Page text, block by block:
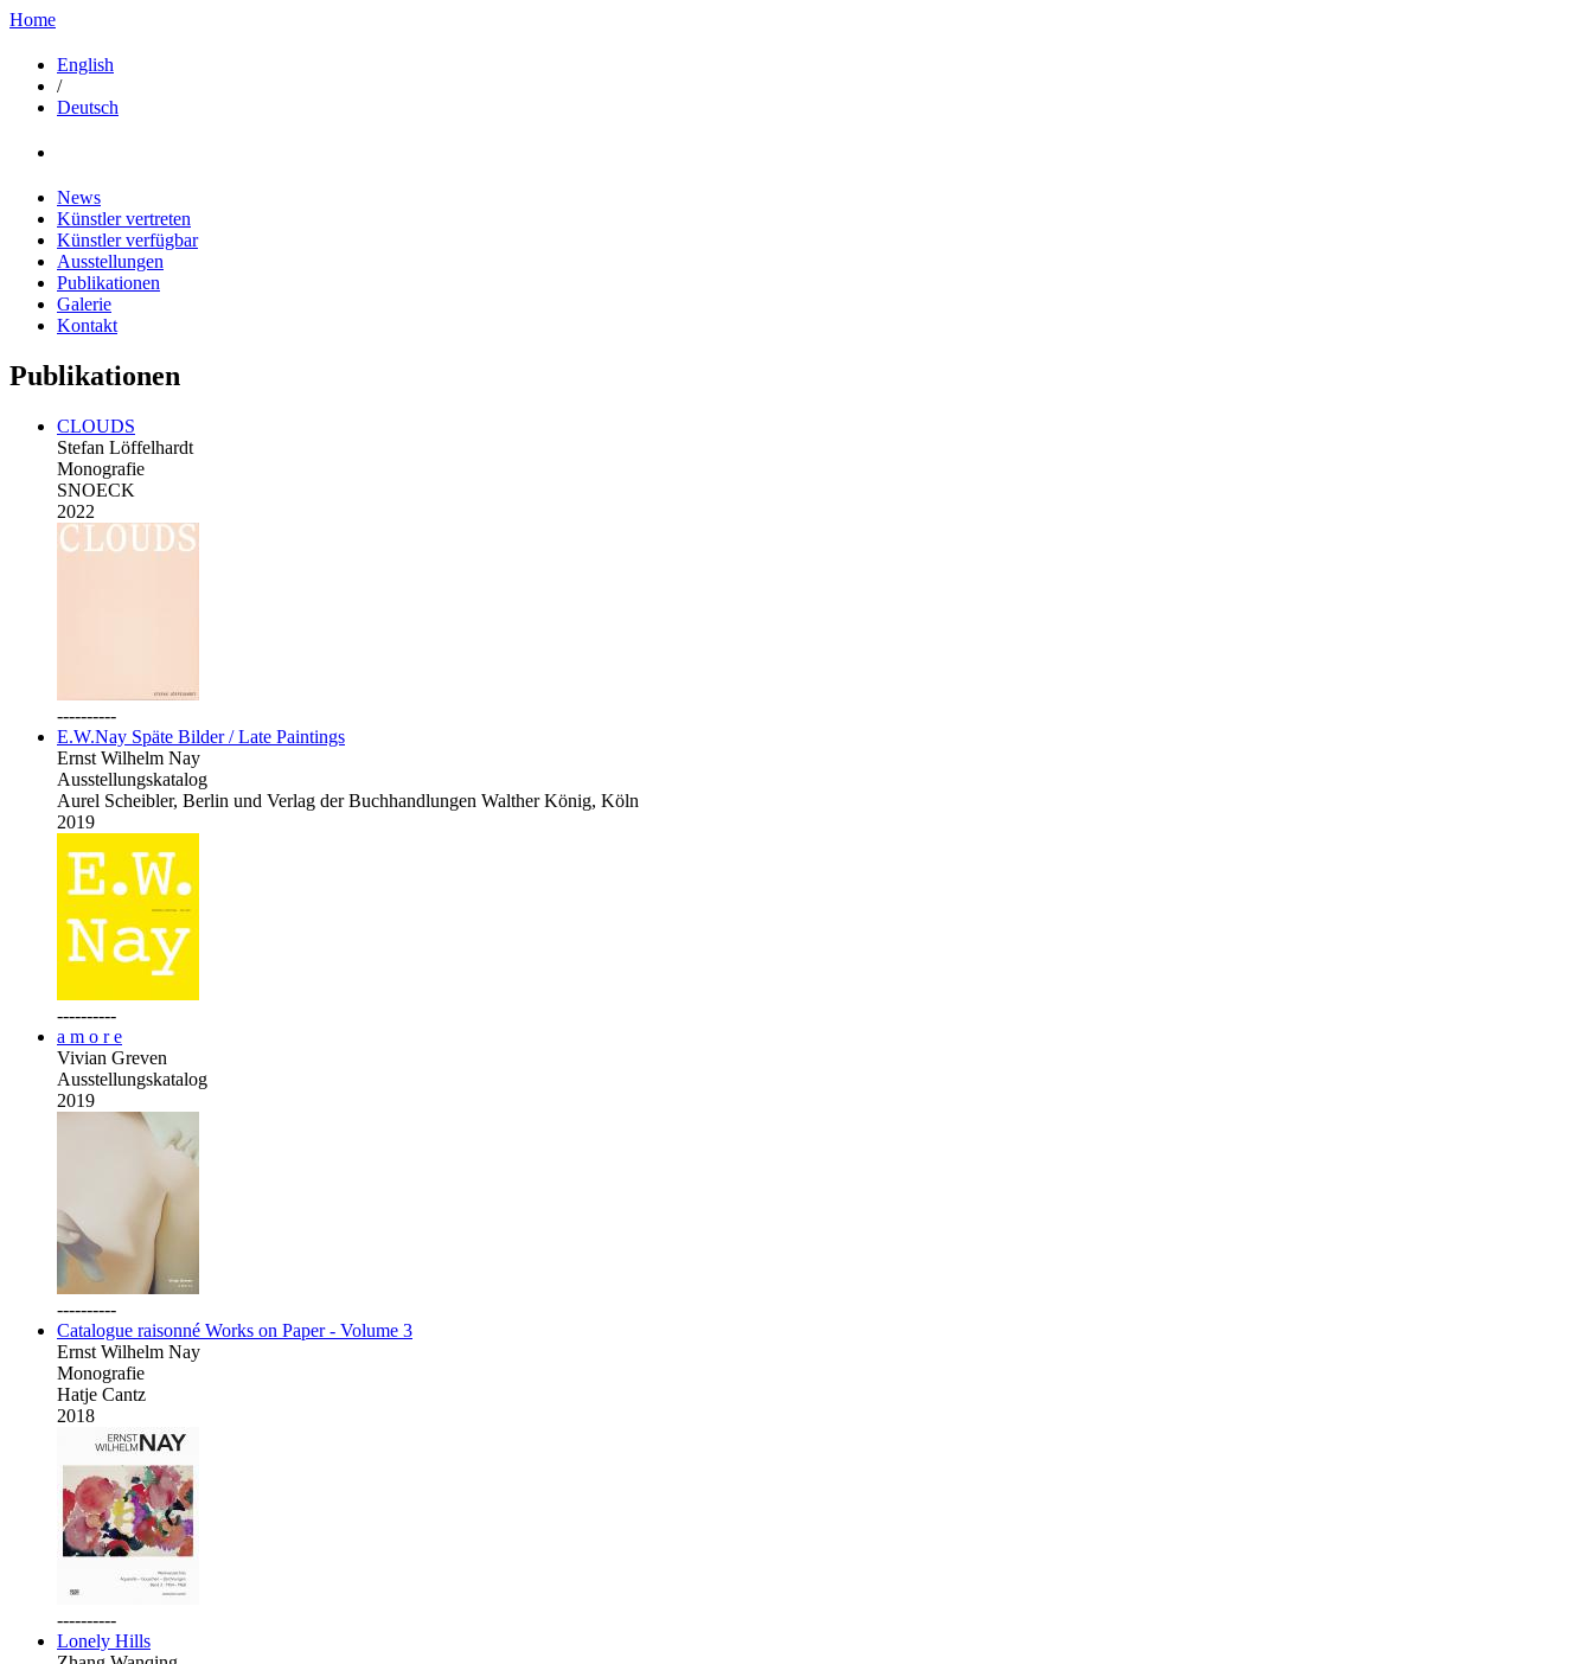
Home
English
/
Deutsch
News
Künstler vertreten
Künstler verfügbar
Ausstellungen
Publikationen
Galerie
Kontakt
Publikationen
CLOUDS
Stefan Löffelhardt
Monografie
SNOECK
2022
----------
E.W.Nay Späte Bilder / Late Paintings
Ernst Wilhelm Nay
Ausstellungskatalog
Aurel Scheibler, Berlin und Verlag der Buchhandlungen Walther König, Köln
2019
----------
a m o r e
Vivian Greven
Ausstellungskatalog
2019
----------
Catalogue raisonné Works on Paper - Volume 3
Ernst Wilhelm Nay
Monografie
Hatje Cantz
2018
----------
Lonely Hills